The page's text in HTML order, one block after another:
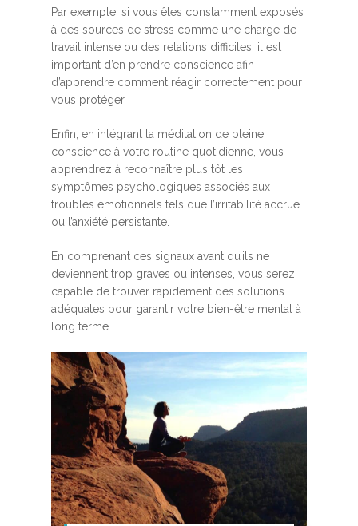
Par exemple, si vous êtes constamment exposés
à des sources de stress comme une charge de
travail intense ou des relations difficiles, il est
important d’en prendre conscience afin
d’apprendre comment réagir correctement pour
vous protéger.
Enfin, en intégrant la méditation de pleine
conscience à votre routine quotidienne, vous
apprendrez à reconnaître plus tôt les
symptômes psychologiques associés aux
troubles émotionnels tels que l’irritabilité accrue
ou l’anxiété persistante.
En comprenant ces signaux avant qu’ils ne
deviennent trop graves ou intenses, vous serez
capable de trouver rapidement des solutions
adéquates pour garantir votre bien-être mental à
long terme.